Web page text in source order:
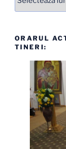
ORARUL
TINERI: